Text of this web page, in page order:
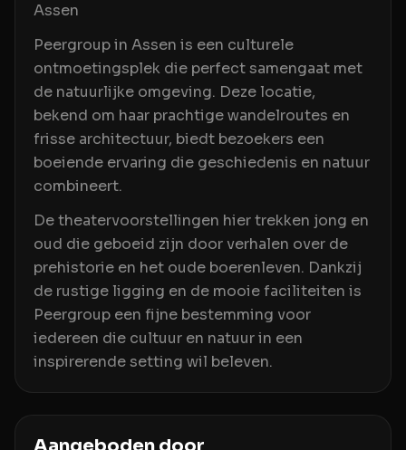
Assen
Peergroup in Assen is een culturele
ontmoetingsplek die perfect samengaat met
de natuurlijke omgeving. Deze locatie,
bekend om haar prachtige wandelroutes en
frisse architectuur, biedt bezoekers een
boeiende ervaring die geschiedenis en natuur
combineert.
De theatervoorstellingen hier trekken jong en
oud die geboeid zijn door verhalen over de
prehistorie en het oude boerenleven. Dankzij
de rustige ligging en de mooie faciliteiten is
Peergroup een fijne bestemming voor
iedereen die cultuur en natuur in een
inspirerende setting wil beleven.